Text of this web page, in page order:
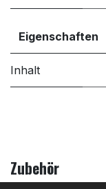
Eigenschaften
Inhalt
Zubehör